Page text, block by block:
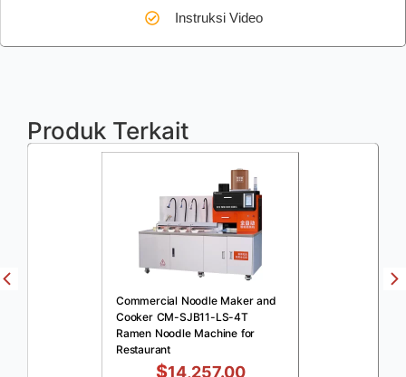
Instruksi Video
Produk Terkait
Commercial Noodle Maker and
Cooker CM-SJB11-LS-4T
Ramen Noodle Machine for
Restaurant
$14,257.00